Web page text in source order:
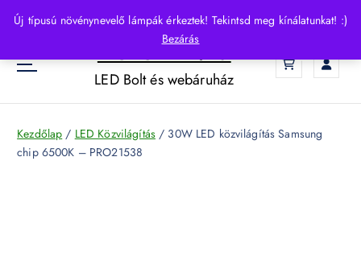
Új típusú növénynevelő lámpák érkeztek! Tekintsd meg kínálatunkat! :)
Bezárás
p
o
HelloLED.hu
LED Bolt és webáruház
Kezdőlap / LED Közvilágítás/ 30W LED közvilágítás Samsung
chip 6500K – PRO21538